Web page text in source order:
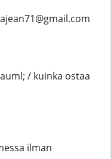
/ kuinka ostaa
ilman